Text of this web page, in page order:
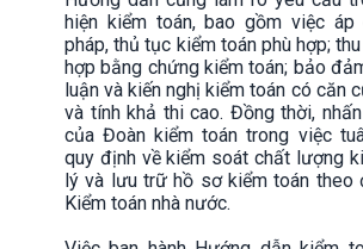
hiện kiểm toán, bao gồm việc áp
pháp, thủ tục kiểm toán phù hợp;
hợp bằng chứng kiểm toán; bảo
luận và kiến nghị kiểm toán có căn
và tính khả thi cao. Đồng thời,
của Đoàn kiểm toán trong việc
quy định về kiểm soát chất lượng
lý và lưu trữ hồ sơ kiểm toán theo
Kiểm toán nhà nước.